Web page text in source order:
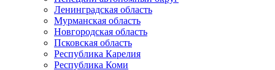
Ленинградская область
Мурманская область
Новгородская область
Псковская область
Республика Карелия
Республика Коми